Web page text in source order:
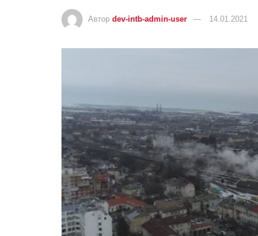
Автор dev-intb-admin-user 14.01.2021